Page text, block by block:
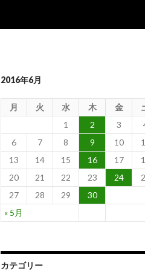
2016年6月
月 火 水 木 金
« 5月
1 2 3
6
7 8 9 10
13
14 15 16 17
20
21 22 23 24
27
28 29 30
カテゴリー